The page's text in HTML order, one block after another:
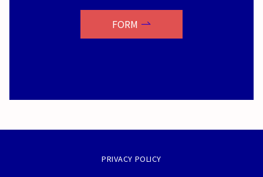
FORM
PRIVACY POLICY